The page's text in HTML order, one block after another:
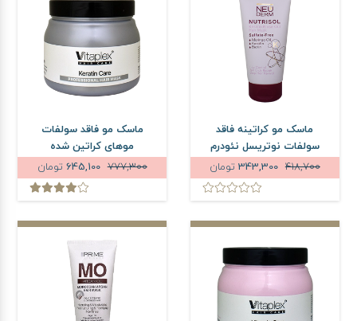
ماسک مو کراتینه فاقد
سولفات نوتریسل نئودرم
حجم 150 میلی لیتر
418,700
343,300 تومان
ماسک مو فاقد سولفات
موهای کراتین شده
ویتاپلکس حجم 500 میلی
لیتر
777,300
645,100 تومان